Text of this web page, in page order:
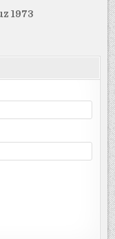
1973